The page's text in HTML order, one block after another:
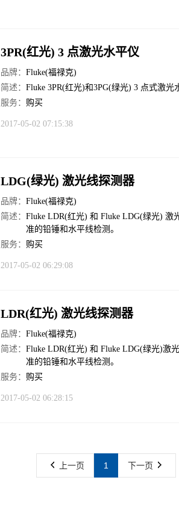
3PR(红光) 3 点激光水平仪
品牌： Fluke(福禄克)
简述： Fluke 3PR(红光)和3PG(绿光) 3 点式激光
服务： 购买
2017-05-02 07:15:38
LDG(绿光) 激光线探测器
品牌： Fluke(福禄克)
简述： Fluke LDR(红光) 和 Fluke LDG(绿光)
准的铅锤和水平线检测。
服务： 购买
2017-05-02 06:29:08
LDR(红光) 激光线探测器
品牌： Fluke(福禄克)
简述： Fluke LDR(红光) 和 Fluke LDG(绿光)激
准的铅锤和水平线检测。
服务： 购买
2017-05-02 06:28:15
上一页 1 下一页